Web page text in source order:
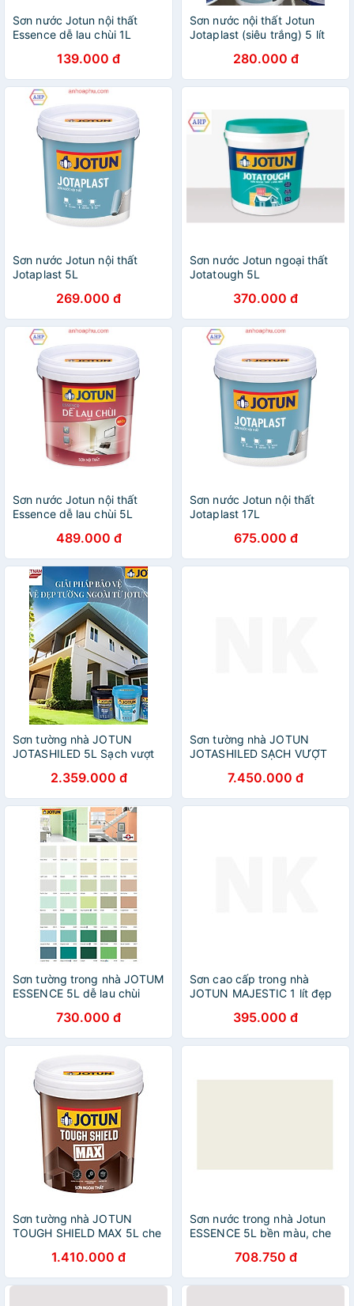
Sơn nước Jotun nội thất
Essence dễ lau chùi 1L
139.000 đ
Sơn nước nội thất Jotun
Jotaplast (siêu trắng) 5 lít
280.000 đ
Sơn nước Jotun nội thất
Jotaplast 5L
269.000 đ
Sơn nước Jotun ngoại thất
Jotatough 5L
370.000 đ
Sơn nước Jotun nội thất
Essence dễ lau chùi 5L
489.000 đ
Sơn nước Jotun nội thất
Jotaplast 17L
675.000 đ
Sơn tường nhà JOTUN
JOTASHILED 5L Sạch vượt
ngoại thất)2.359.000 đ
Sơn tường nhà JOTUN
JOTASHILED SẠCH VƯỢT
(Sơn ngoại thất)
7.450.000 đ
Sơn tường trong nhà JOTUM
ESSENCE 5L dễ lau chùi
(Sơn nội thất)730.000 đ
Sơn cao cấp trong nhà
JOTUN MAJESTIC 1 lít đẹp
mốc (Sơn nội thất)
395.000 đ
Sơn tường nhà JOTUN
TOUGH SHIELD MAX 5L che
1.410.000 đ
Sơn nước trong nhà Jotun
ESSENCE 5L bền màu, che
(Sơn nội thất)708.750 đ